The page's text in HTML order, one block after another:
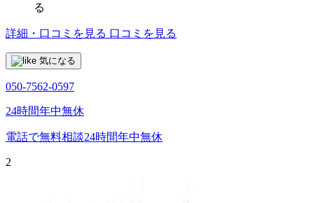
る
詳細・口コミを見る 口コミを見る
気になる
050-7562-0597
24時間年中無休
電話で無料相談24時間年中無休
2